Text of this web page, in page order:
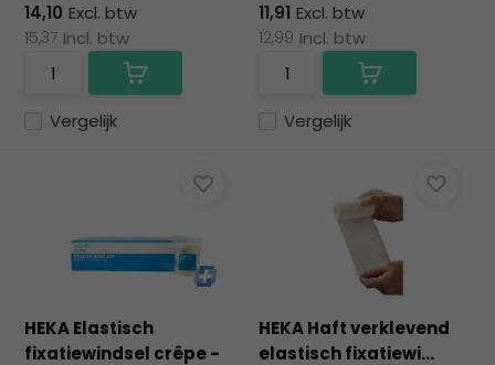
Vergelijk
14,10 Excl. btw
15,37 Incl. btw
Vergelijk
11,91 Excl. btw
12,99 Incl. btw
HEKA Elastisch
fixatiewindsel crêpe -
HEKA Haft verklevend
elastisch fixatiewi...